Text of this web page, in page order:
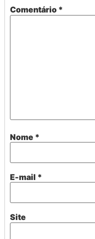
Comentário *
Nome *
E-mail *
Site